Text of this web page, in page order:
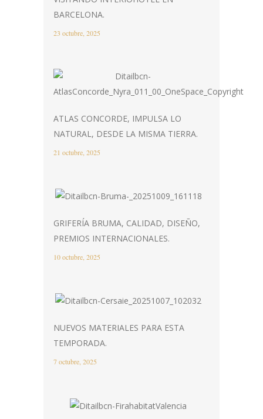
BARCELONA.
23 octubre, 2025
ATLAS CONCORDE, IMPULSA LO
NATURAL, DESDE LA MISMA TIERRA.
21 octubre, 2025
GRIFERÍA BRUMA, CALIDAD, DISEÑO,
PREMIOS INTERNACIONALES.
10 octubre, 2025
NUEVOS MATERIALES PARA ESTA
TEMPORADA.
7 octubre, 2025